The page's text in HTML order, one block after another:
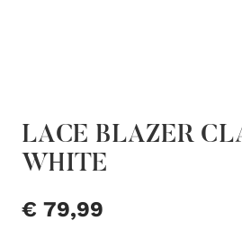
LACE BLAZER
WHITE
€ 79,99